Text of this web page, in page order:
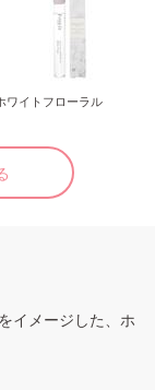
ワイトフローラル
イメージした、ホ